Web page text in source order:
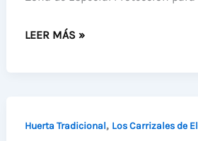
AMPLIACIÓN
HONDO
LEER MÁS »
Huerta Tradicional, Los Carrizales de